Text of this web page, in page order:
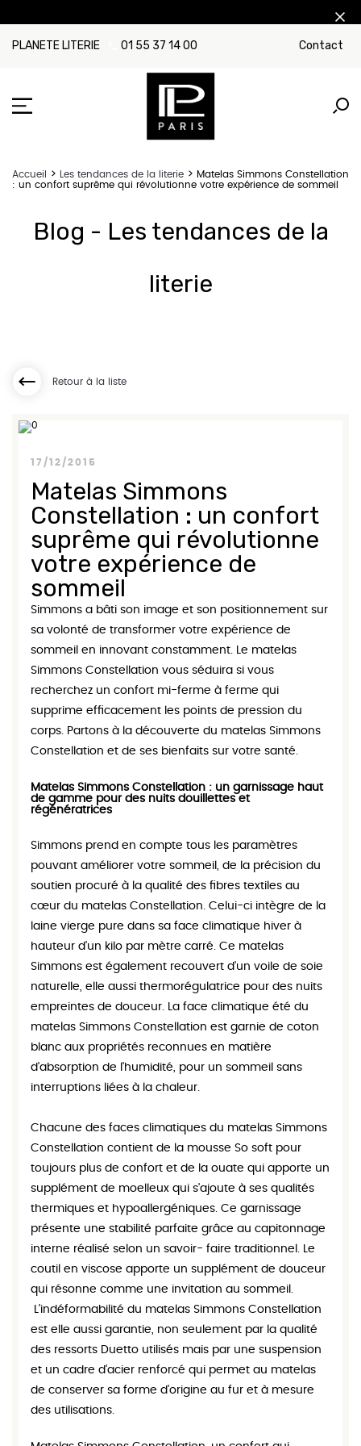
PLANETE LITERIE 01 55 37 14 00 Contact
Accueil Les tendances de la literie
Matelas Simmons Constellation
: un confort suprême qui révolutionne votre expérience de sommeil
Blog - Les tendances de la
literie
Retour à la liste
17/12/2015
Matelas Simmons
Constellation : un confort
suprême qui révolutionne
votre expérience de
sommeil
Simmons a bâti son image et son positionnement sur
sa volonté de transformer votre expérience de
sommeil en innovant constamment. Le matelas
Simmons Constellation vous séduira si vous
recherchez un confort mi-ferme à ferme qui
supprime efficacement les points de pression du
corps. Partons à la découverte du matelas Simmons
Constellation et de ses bienfaits sur votre santé.
Matelas Simmons Constellation : un garnissage haut
de gamme pour des nuits douillettes et
régénératrices
Simmons prend en compte tous les paramètres
pouvant améliorer votre sommeil, de la précision du
soutien procuré à la qualité des fibres textiles au
cœur du matelas Constellation. Celui-ci intègre de la
laine vierge pure dans sa face climatique hiver à
hauteur d'un kilo par mètre carré. Ce matelas
Simmons est également recouvert d'un voile de soie
naturelle, elle aussi thermorégulatrice pour des nuits
empreintes de douceur. La face climatique été du
matelas Simmons Constellation est garnie de coton
blanc aux propriétés reconnues en matière
d'absorption de l'humidité, pour un sommeil sans
interruptions liées à la chaleur.
Chacune des faces climatiques du matelas Simmons
Constellation contient de la mousse So soft pour
toujours plus de confort et de la ouate qui apporte un
supplément de moelleux qui s'ajoute à ses qualités
thermiques et hypoallergéniques. Ce garnissage
présente une stabilité parfaite grâce au capitonnage
interne réalisé selon un savoir- faire traditionnel. Le
coutil en viscose apporte un supplément de douceur
qui résonne comme une invitation au sommeil.
L'indéformabilité du matelas Simmons Constellation
est elle aussi garantie, non seulement par la qualité
des ressorts Duetto utilisés mais par une suspension
et un cadre d'acier renforcé qui permet au matelas
de conserver sa forme d'origine au fur et à mesure
des utilisations.